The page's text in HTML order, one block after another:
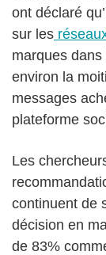
ont déclaré
sur les
marques
environ la
messages
plateforme
Les
continuent de
décision en
de 83%